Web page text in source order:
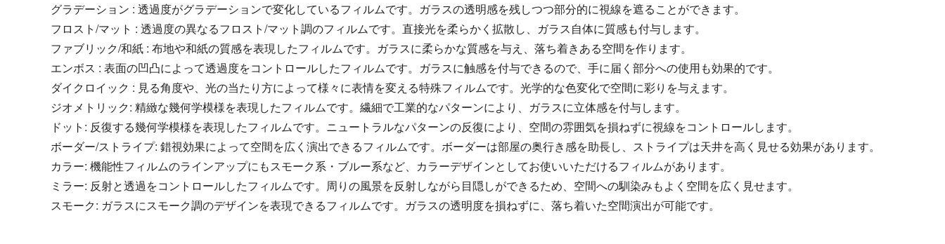
グラデーション : 透過度がグラデーションで変化しているフィルムです。ガラスの透明感を残しつつ部分的に視線を遮ることができます。
フロスト/マット : 透過度の異なるフロスト/マット調のフィルムです。直接光を柔らかく拡散し、ガラス自体に質感も付与します。
ファブリック/和紙 : 布地や和紙の質感を表現したフィルムです。ガラスに柔らかな質感を与え、落ち着きある空間を作ります。
エンボス : 表面の凹凸によって透過度をコントロールしたフィルムです。ガラスに触感を付与できるので、手に届く部分への使用も効果的です。
ダイクロイック : 見る角度や、光の当たり方によって様々に表情を変える特殊フィルムです。光学的な色変化で空間に彩りを与えます。
ジオメトリック: 精緻な幾何学模様を表現したフィルムです。繊細で工業的なパターンにより、ガラスに立体感を付与します。
ドット: 反復する幾何学模様を表現したフィルムです。ニュートラルなパターンの反復により、空間の雰囲気を損ねずに視線をコントロールします。
ボーダー/ストライプ: 錯視効果によって空間を広く演出できるフィルムです。ボーダーは部屋の奥行き感を助長し、ストライプは天井を高く見せる効果があります。
カラー: 機能性フィルムのラインアップにもスモーク系・ブルー系など、カラーデザインとしてお使いいただけるフィルムがあります。
ミラー: 反射と透過をコントロールしたフィルムです。周りの風景を反射しながら目隠しができるため、空間への馴染みもよく空間を広く見せます。
スモーク: ガラスにスモーク調のデザインを表現できるフィルムです。ガラスの透明度を損ねずに、落ち着いた空間演出が可能です。